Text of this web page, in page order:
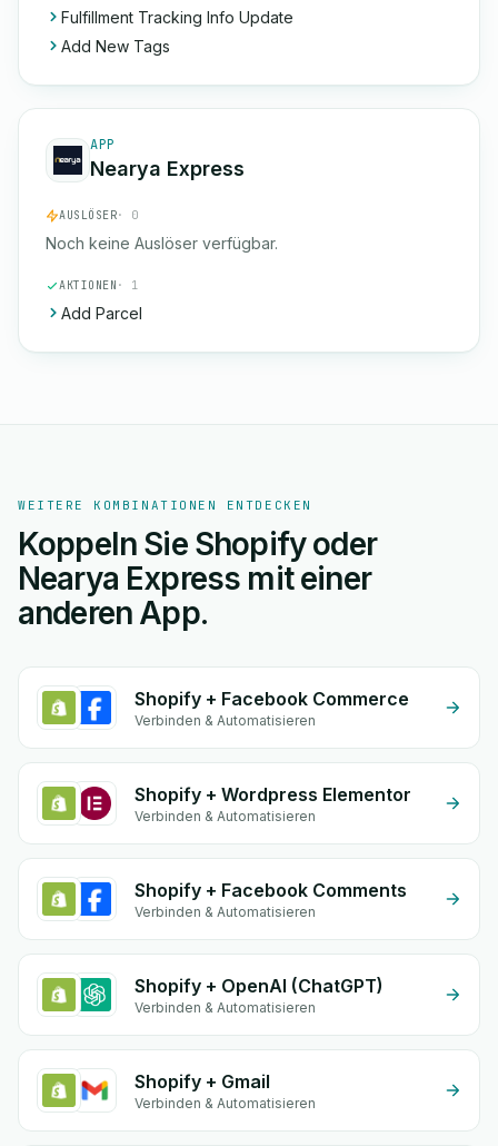
Fulfillment Tracking Info Update
Add New Tags
APP
Nearya Express
AUSLÖSER· 0
Noch keine Auslöser verfügbar.
AKTIONEN · 1
Add Parcel
WEITERE KOMBINATIONEN ENTDECKEN
Koppeln Sie Shopify oder
Nearya Express mit einer
anderen App.
Shopify + Facebook Commerce
Verbinden & Automatisieren
Shopify + Wordpress Elementor
Verbinden & Automatisieren
Shopify + Facebook Comments
Verbinden & Automatisieren
Shopify + OpenAI (ChatGPT)
Verbinden & Automatisieren
Shopify + Gmail
Verbinden & Automatisieren